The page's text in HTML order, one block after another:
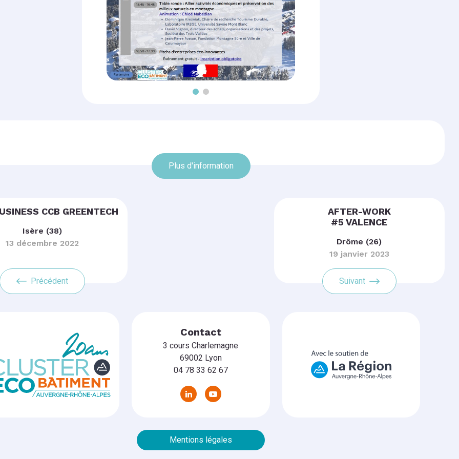
Plus d'information
CCB GREENTECH
Isère (38)
13 décembre 2022
Précédent
AFTER-WORK
#5 VALENCE
Drôme (26)
19 janvier 2023
Suivant
Contact
3 cours Charlemagne
69002 Lyon
04 78 33 62 67
Mentions légales